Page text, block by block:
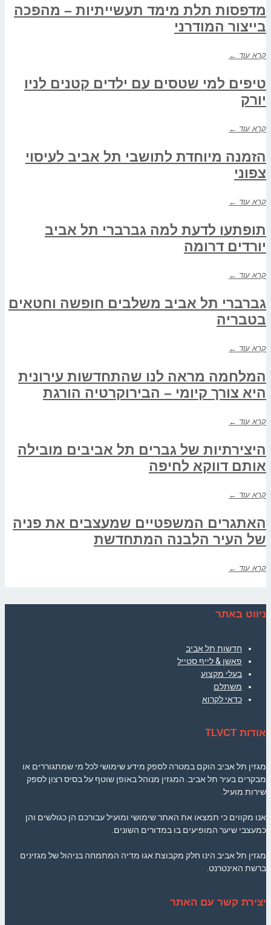
מדפסות תלת מימד תעשייתיות – מהפכה
בייצור המודרני
קרא עוד ←
טיפים למי שטסים עם ילדים קטנים לניו
יורק
קרא עוד ←
הזמנה מיוחדת לתושבי תל אביב לעיסוי
צפוני
קרא עוד ←
תופתעו לדעת למה גברברי תל אביב
יורדים דרומה
קרא עוד ←
גברברי תל אביב משלבים חופשה וחטאים
בטבריה
קרא עוד ←
המלחמה מראה לנו שהתחדשות עירונית
היא צורך קיומי – הבירוקרטיה הורגת
קרא עוד ←
היצירתיות של גברים תל אביבים מובילה
אותם דווקא לחיפה
קרא עוד ←
האתגרים המשפטיים שמעצבים את פניה
של העיר הלבנה המתחדשת
קרא עוד ←
ניווט באתר
חדשות תל אביב
פאשן & לייף סטייל
בעלי מקצוע
משתלם
כדאי לקרוא
אודות TLVCT
מגזין תל אביב הוקם במטרה לספק מידע שימושי לכל מי שמתגוררים או
מבקרים בעיר תל אביב. המגזין מנוהל באופן שוטף על בסיס רצון לספק
שירות מועיל.
אנו מקווים כי תמצאו את האתר שימושי ומועיל עבורכם הן כגולשים והן
כמעצבי שיער המופיעים בו במדורים השונים.
מגזין תל אביב הינו חלק מקבוצת אגו מדיה המתמחה בניהול של מגזינים
ברשת האינטרנט.
יצירת קשר עם האתר